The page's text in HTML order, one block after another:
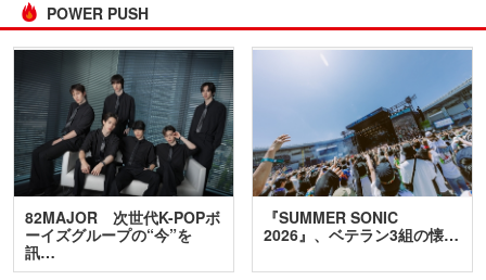
POWER PUSH
82MAJOR 次世代K-POPボ
ーイズグループの“今”を
訊…
『SUMMER SONIC
2026』、ベテラン3組の懐…